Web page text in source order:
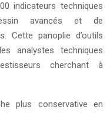
indicateurs techniques
avancés et de
Cette panoplie d’outils
analystes techniques
cherchant à
plus conservative en